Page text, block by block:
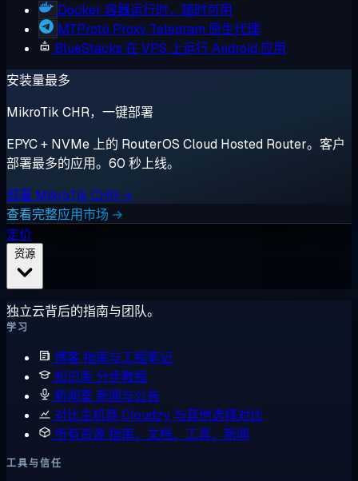
Docker 容器运行时，随时可用
MTProto Proxy Telegram 原生代理
BlueStacks 在 VPS 上运行 Android 应用
安装量最多
MikroTik CHR，一键部署
EPYC + NVMe 上的 RouterOS Cloud Hosted Router。客户
部署最多的应用。60 秒上线。
部署 MikroTik CHR →
查看完整应用市场 →
定价
独立云背后的指南与团队。
学习
博客指南与工程笔记
知识库 分步教程
新闻室 新闻与公告
对比主机商 Cloudzy 与其他选择对比
所有资源指南、文档、工具、新闻
工具与信任